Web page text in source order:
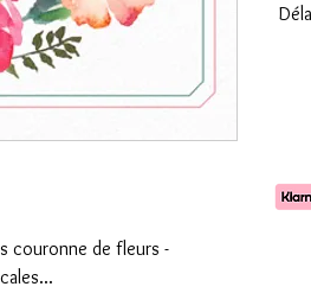
couronne de fleurs -